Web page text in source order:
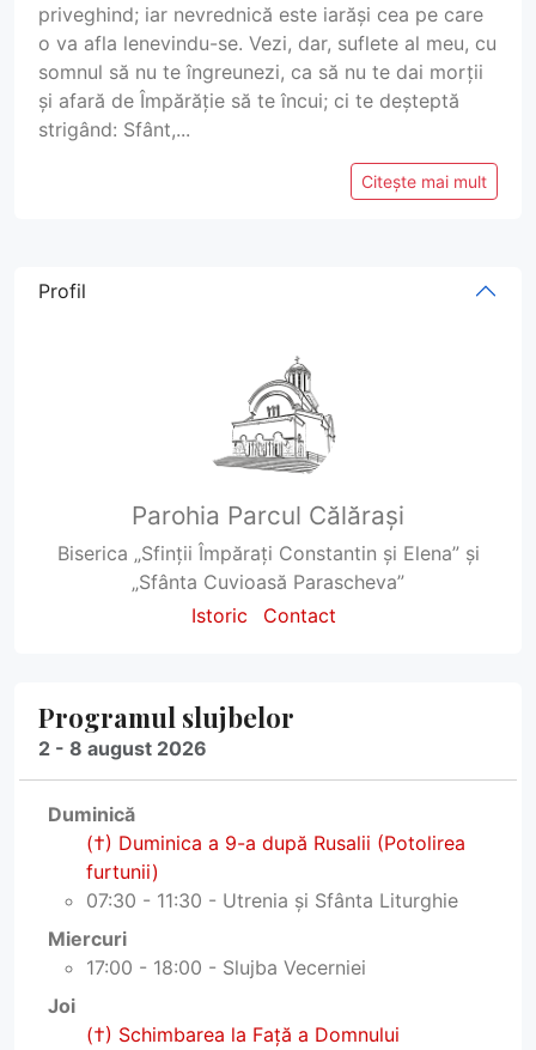
priveghind; iar nevrednică este iarăși cea pe care
o va afla lenevindu-se. Vezi, dar, suflete al meu, cu
somnul să nu te îngreunezi, ca să nu te dai morții
și afară de Împărăție să te încui; ci te deșteptă
strigând: Sfânt,...
Citește mai mult
Profil
Parohia Parcul Călărași
Biserica „Sfinții Împărați Constantin și Elena” și
„Sfânta Cuvioasă Parascheva”
Istoric
Contact
Programul slujbelor
2 - 8 august 2026
Duminică
(†) Duminica a 9-a după Rusalii (Potolirea
furtunii)
07:30 - 11:30 - Utrenia și Sfânta Liturghie
Miercuri
17:00 - 18:00 - Slujba Vecerniei
Joi
(†) Schimbarea la Faţă a Domnului